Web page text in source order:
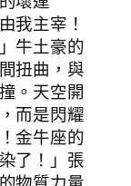
我主宰！
牛土豪的
扭曲，與
。天空開
而是閃耀
金牛座的
了！」張